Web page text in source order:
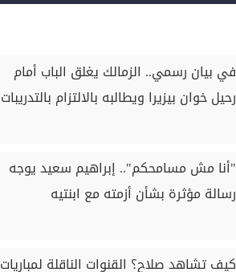
في بيان رسمي.. الزمالك يغلق الباب أمام
رحيل خوان بيزيرا ويطالبه بالالتزام بالتدريبات
"أنا مش مسامحكم".. إبراهيم سعيد يوجه
رسالة مؤثرة بشأن أزمته مع ابنتيه
كيف تشاهد صلاح؟ القنوات الناقلة لمباريات